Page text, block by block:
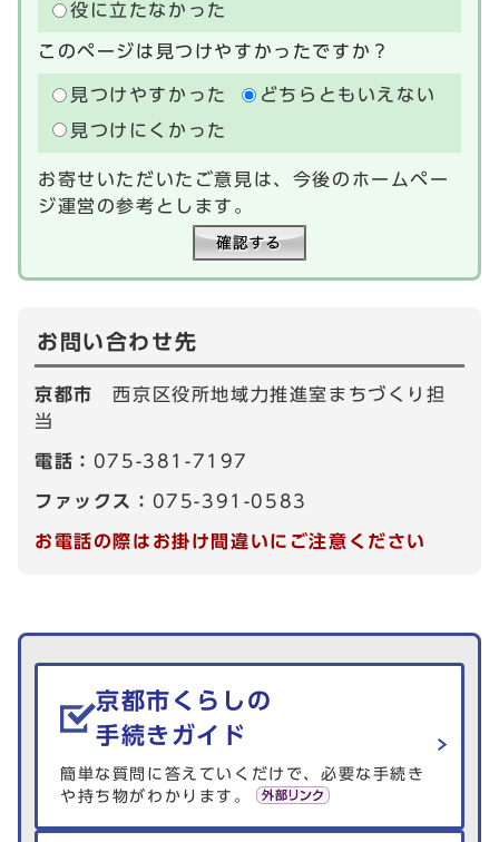
役に立たなかった
このページは見つけやすかったですか？
見つけやすかった
どちらともいえない
見つけにくかった
お寄せいただいたご意見は、今後のホームペー
ジ運営の参考とします。
お問い合わせ先
京都市西京区役所地域力推進室まちづくり担
当
電話： 075-381-7197
ファックス： 075-391-0583
お電話の際はお掛け間違いにご注意ください
生活情報を探す
京都市くらしの
手続きガイド
簡単な質問に答えていくだけで、必要な手続き
や持ち物がわかります。